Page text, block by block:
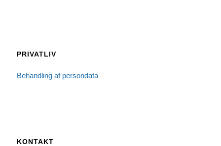
PRIVATLIV
Behandling af persondata
KONTAKT